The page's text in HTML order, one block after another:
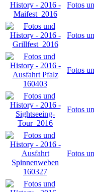
Fotos
Fotos
Fotos
Fotos
Fotos